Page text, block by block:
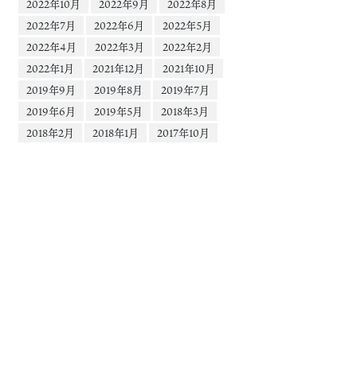
2022年10月
2022年9月
2022年8月
2022年7月
2022年6月
2022年5月
2022年4月
2022年3月
2022年2月
2022年1月
2021年12月
2021年10月
2019年9月
2019年8月
2019年7月
2019年6月
2019年5月
2018年3月
2018年2月
2018年1月 2017年10月